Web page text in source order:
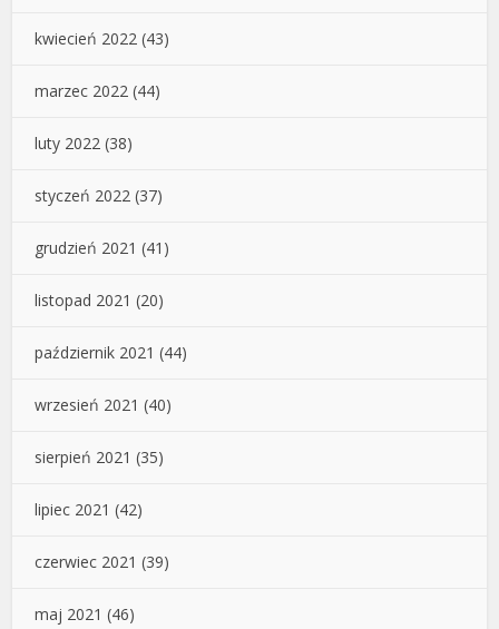
kwiecień 2022 (43)
marzec 2022 (44)
luty 2022 (38)
styczeń 2022 (37)
grudzień 2021 (41)
listopad 2021 (20)
październik 2021 (44)
wrzesień 2021 (40)
sierpień 2021 (35)
lipiec 2021 (42)
czerwiec 2021 (39)
maj 2021 (46)